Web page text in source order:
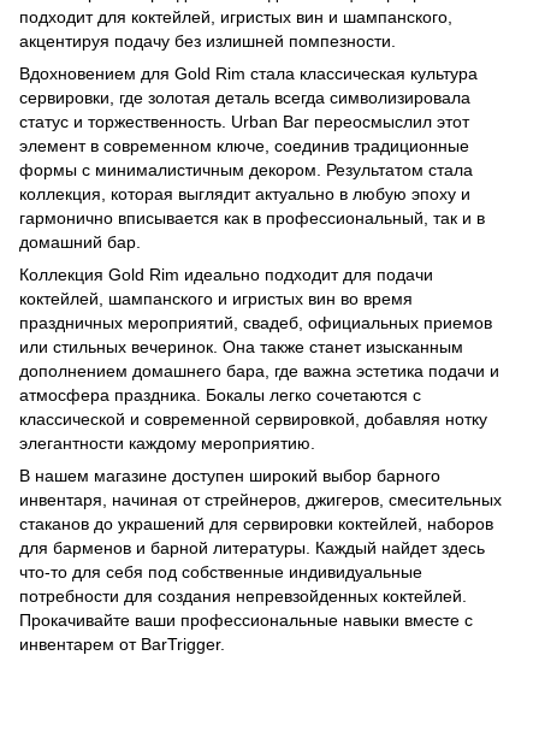
подходит для коктейлей, игристых вин и шампанского,
акцентируя подачу без излишней помпезности.
Вдохновением для Gold Rim стала классическая культура
сервировки, где золотая деталь всегда символизировала
статус и торжественность. Urban Bar переосмыслил этот
элемент в современном ключе, соединив традиционные
формы с минималистичным декором. Результатом стала
коллекция, которая выглядит актуально в любую эпоху и
гармонично вписывается как в профессиональный, так и в
домашний бар.
Коллекция Gold Rim идеально подходит для подачи
коктейлей, шампанского и игристых вин во время
праздничных мероприятий, свадеб, официальных приемов
или стильных вечеринок. Она также станет изысканным
дополнением домашнего бара, где важна эстетика подачи и
атмосфера праздника. Бокалы легко сочетаются с
классической и современной сервировкой, добавляя нотку
элегантности каждому мероприятию.
В нашем магазине доступен широкий выбор барного
инвентаря, начиная от стрейнеров, джигеров, смесительных
стаканов до украшений для сервировки коктейлей
наборов
для барменов и барной литературы . Каждый найдет здесь
что-то для себя под собственные индивидуальные
потребности для создания непревзойденных коктейлей.
Прокачивайте ваши профессиональные навыки вместе с
инвентарем от BarTrigger.